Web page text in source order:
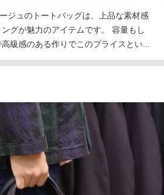
ジュのトートバッグは、上品な素材感
グが魅力のアイテムです。 容量もし
級感のある作りでこのプライスとい...